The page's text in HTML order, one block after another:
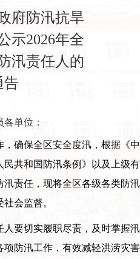
府防汛抗旱
示2026年全
汛责任人的
告
单位：
确保全区安全度汛，根据《中
共和国防汛条例》以及上级有
责任，现将全区各级各类防汛
会监督。
要切实履职尽责，及时掌握汛
防汛工作，有效减轻洪涝灾害